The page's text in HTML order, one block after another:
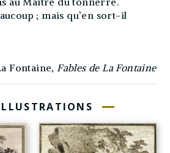
; mais qu’en sort-il
Fontaine, Fables de La Fontaine